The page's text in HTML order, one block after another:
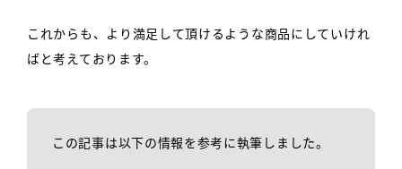
これからも、より満足して頂けるような商品にしていけれ
ばと考えております。
この記事は以下の情報を参考に執筆しました。